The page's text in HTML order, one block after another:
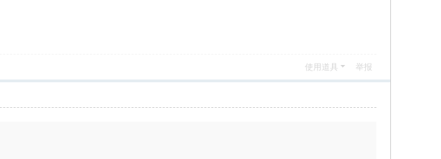
使用道具 举报